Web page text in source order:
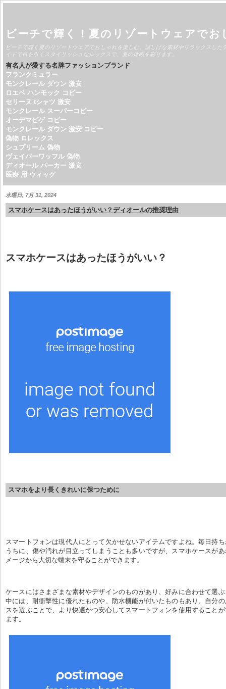
ビーチで輝く！夏のリゾートウェアでお
ビーチで輝く夏のリゾートウェアでおしゃれを楽しむ。涼しげな素材やリラックスし
イドで目を引くスタイリッシュなルックスで、夏の休暇を彩ります。
有名人が愛する名牌ファッションブランド
フランクミュラー
モンクレール ダウン 激安
ロエベ ハンモック コピー
セリーヌ tシャツ 激安
モンクレール スーパーコピー
オーデマピゲ コピー
モンクレール ダウン 激安 コピー
偽物 ロレックス
シュプリーム 偽物
ヴェイパーワッフル 偽物
ディオール パーカー 激安
医療 用 ウィッグ
水曜日, 7月 31, 2024
スマホケースはあったほうがいい？ディオールの推奨理由
スマホケースはあったほうがいい？
スマホをより長くきれいに保つために
スマートフォンは現代人にとって欠かせないアイテムですよね。毎日持
うちに、傷や汚れが目立ってしまうことも多いですが、スマホケースが
メージから大切な端末を守ることができます。
ケースにはさまざまな素材やデザインのものがあり、好みに合わせて選
中には、耐衝撃性に優れたものや、防水機能が付いたものもあり、自分
スを選ぶことで、より快適かつ安心してスマートフォンを使用すること
ます。